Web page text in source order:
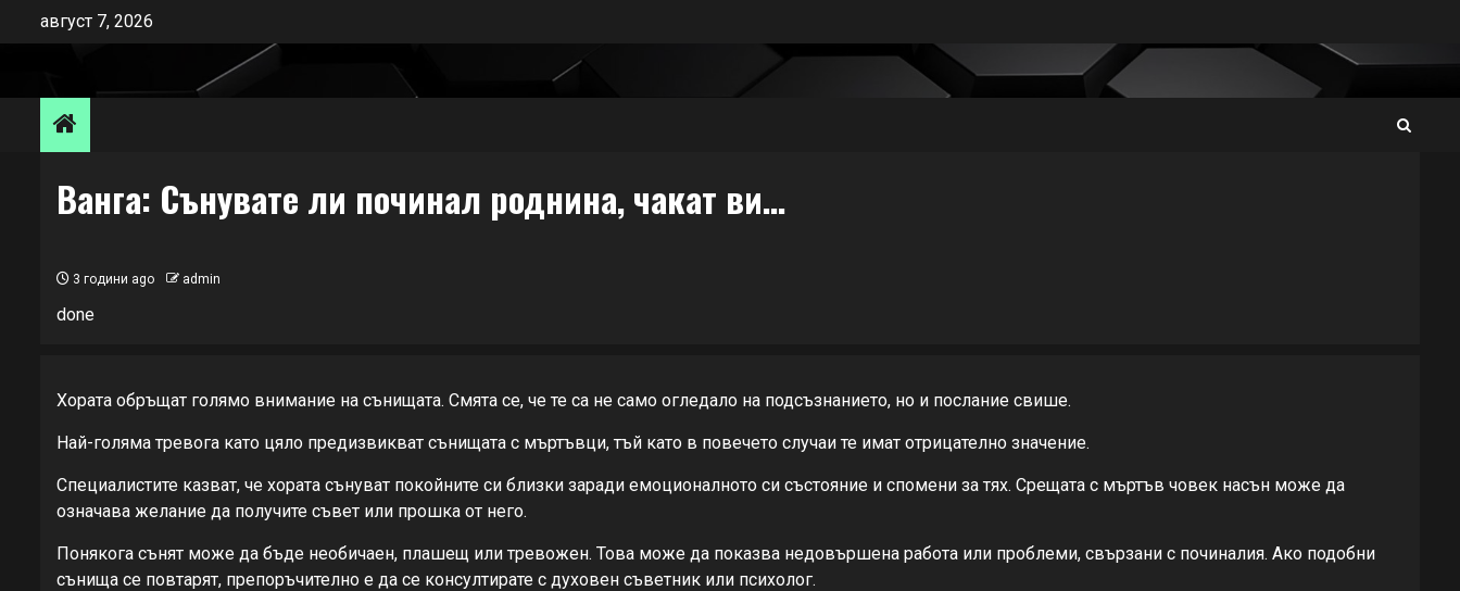
август 7, 2026
Ванга: Сънувате ли починал роднина, чакат ви…
3 години ago admin
done
Хората обръщат голямо внимание на сънищата. Смята се, че те са не само огледало на подсъзнанието, но и послание свише.
Най-голяма тревога като цяло предизвикват сънищата с мъртъвци, тъй като в повечето случаи те имат отрицателно значение.
Специалистите казват, че хората сънуват покойните си близки заради емоционалното си състояние и спомени за тях. Срещата с мъртъв човек насън може да
означава желание да получите съвет или прошка от него.
Понякога сънят може да бъде необичаен, плашещ или тревожен. Това може да показва недовършена работа или проблеми, свързани с починалия. Ако подобни
сънища се повтарят, препоръчително е да се консултирате с духовен съветник или психолог.